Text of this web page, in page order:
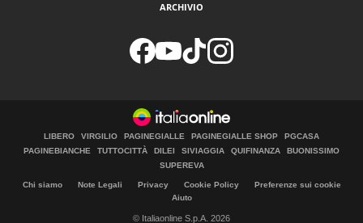
ARCHIVIO
LIBERO VIRGILIO PAGINEGIALLE PAGINEGIALLE SHOP
PGCASA
PAGINEBIANCHE
TUTTOCITTÀ DILEI SIVIAGGIA QUIFINANZA
BUONISSIMO
SUPEREVA
Chi siamo Note Legali Privacy Cookie Policy
Preferenze sui cookie
Aiuto
© Italiaonline S.p.A. 2026